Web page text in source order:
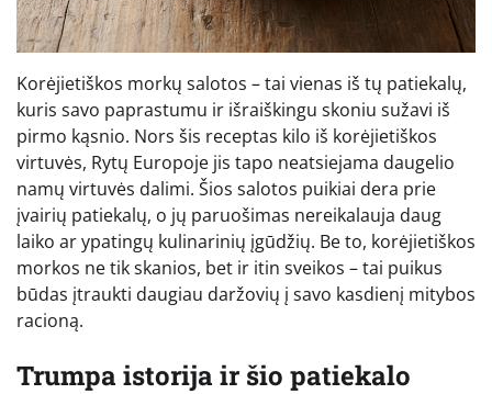
Korėjietiškos morkų salotos – tai vienas iš tų patiekalų,
kuris savo paprastumu ir išraiškingu skoniu sužavi iš
pirmo kąsnio. Nors šis receptas kilo iš korėjietiškos
virtuvės, Rytų Europoje jis tapo neatsiejama daugelio
namų virtuvės dalimi. Šios salotos puikiai dera prie
įvairių patiekalų, o jų paruošimas nereikalauja daug
laiko ar ypatingų kulinarinių įgūdžių. Be to, korėjietiškos
morkos ne tik skanios, bet ir itin sveikos – tai puikus
būdas įtraukti daugiau daržovių į savo kasdienį mitybos
racioną.
Trumpa istorija ir šio patiekalo